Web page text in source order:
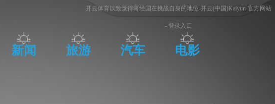
开云体育以致觉得蒋经国在挑战自身的地位-开云(中国)Kaiyun·官方网站
- 登录入口
新闻 旅游 汽车 电影